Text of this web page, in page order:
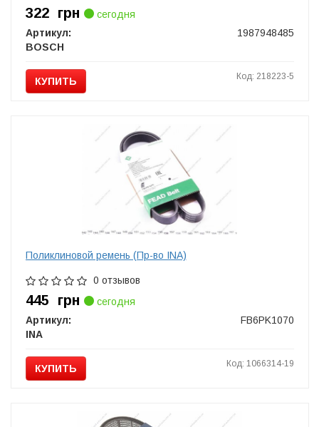
322 грн
сегодня
Артикул:
1987948485
BOSCH
КУПИТЬ Код: 218223-5
Поликлиновой ремень (Пр-во INA)
0 отзывов
445 грн
сегодня
Артикул:
FB6PK1070
INA
КУПИТЬ Код: 1066314-19